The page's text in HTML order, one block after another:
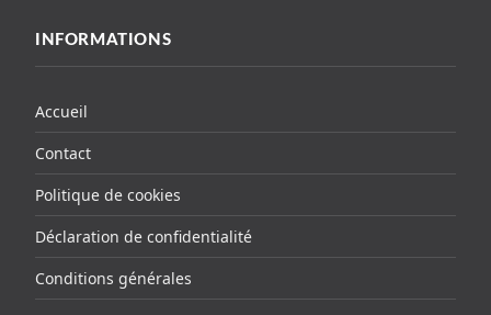
INFORMATIONS
Accueil
Contact
Politique de cookies
Déclaration de confidentialité
Conditions générales